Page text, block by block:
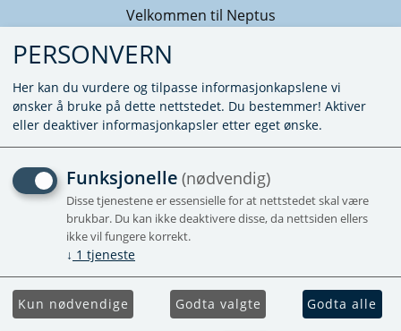
Velkommen til Neptus
VARMEELEMENT 230VAC/
Etter 17/1-2005
Forhåndsbestill
PERSONVERN
Her kan du vurdere og tilpasse informasjonkapslene vi
ønsker å bruke på dette nettstedet. Du bestemmer! Aktiver
eller deaktiver informasjonkapsler etter eget ønske.
Funksjonelle (nødvendig)
Disse tjenestene er essensielle for at nettstedet skal være
brukbar. Du kan ikke deaktivere disse, da nettsiden ellers
ikke vil fungere korrekt.
↓ 1 tjeneste
Kun nødvendige Godta valgte Godta alle